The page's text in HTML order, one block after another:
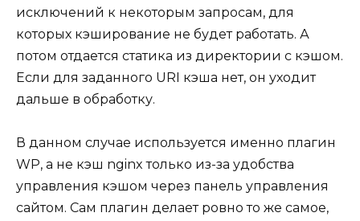
исключений к некоторым запросам, для
которых кэширование не будет работать. А
потом отдается статика из директории с кэшом.
Если для заданного URI кэша нет, он уходит
дальше в обработку.
В данном случае используется именно плагин
WP, а не кэш nginx только из-за удобства
управления кэшом через панель управления
сайтом. Сам плагин делает ровно то же самое,